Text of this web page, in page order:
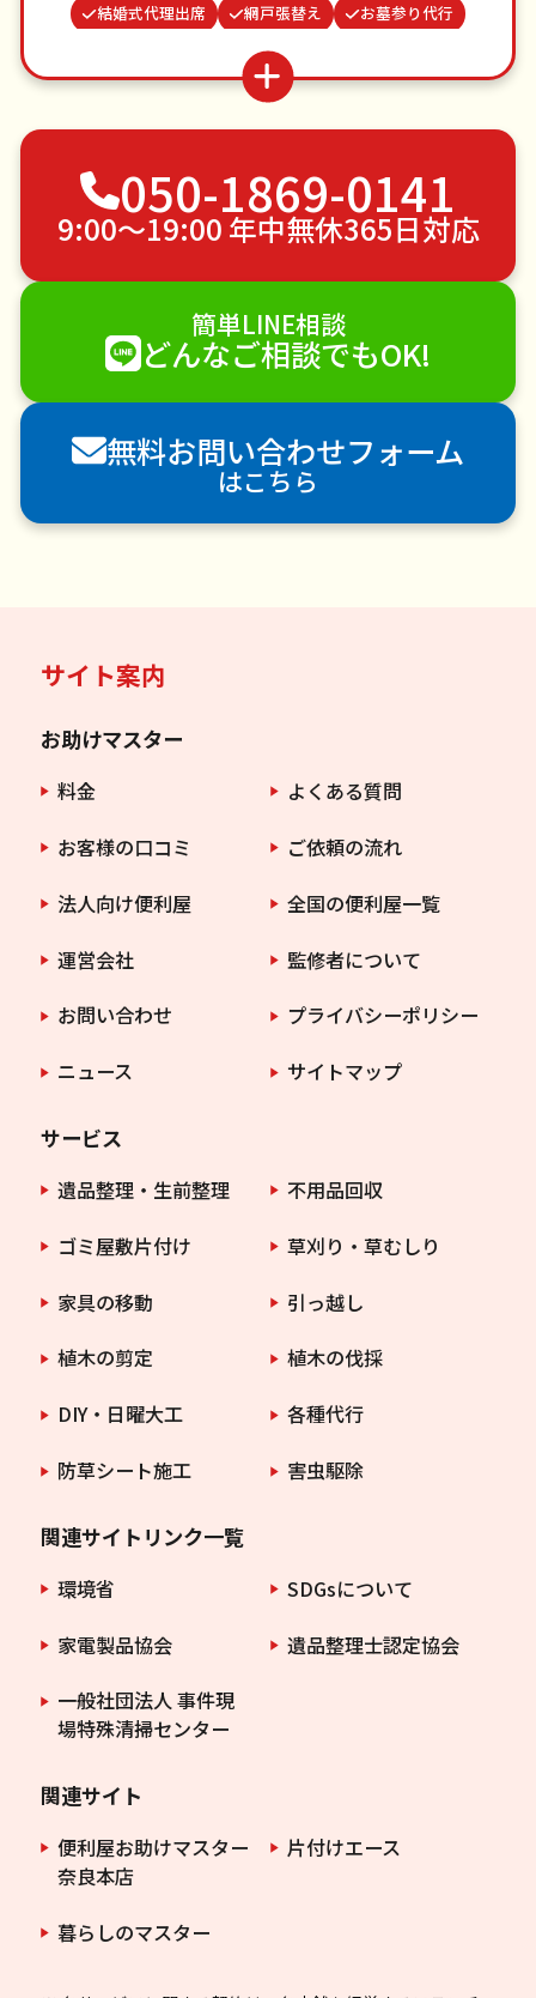
結婚式代理出席
網戸張替え
お墓参り代行
つた・ツルの撤去
場所取り代行
謝罪代行
遺品整理・生前整理
不用品回収
ゴミ屋敷片付け
草刈り・草むしり
植木の伐採
手すり取り付け
ペットのお世話
エアコンクリーニング
DIY・日曜大工
ハウスクリーニング
雪かき・雪下ろし
電球交換
襖（ふすま）の張替え
空き家管理
害獣駆除
防草シート施工
ナメクジ駆除
害虫駆除
050-1869-0141
9:00〜19:00 年中無休365日対応
簡単LINE相談
どんなご相談でもOK!
無料お問い合わせフォーム
はこちら
サイト案内
お助けマスター
料金
よくある質問
お客様の口コミ
ご依頼の流れ
法人向け便利屋
全国の便利屋一覧
運営会社
監修者について
お問い合わせ
プライバシーポリシー
ニュース
サイトマップ
サービス
遺品整理・生前整理
不用品回収
ゴミ屋敷片付け
草刈り・草むしり
家具の移動
引っ越し
植木の剪定
植木の伐採
DIY・日曜大工
各種代行
防草シート施工
害虫駆除
関連サイトリンク一覧
環境省
SDGsについて
家電製品協会
遺品整理士認定協会
一般社団法人 事件現
場特殊清掃センター
関連サイト
便利屋お助けマスター
奈良本店
片付けエース
暮らしのマスター